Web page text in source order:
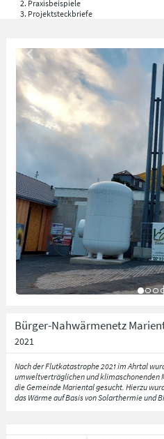
Praxisbeispiele
Projektsteckbriefe
Bürger-Nahwärmenetz
2021
Nach der Flutkatastrophe 2021 im Ahrtal
umweltverträglichen und klimaschonenden
die Gemeinde Mariental gesucht. Hierzu
das Wärme auf Basis von Solarthermie und